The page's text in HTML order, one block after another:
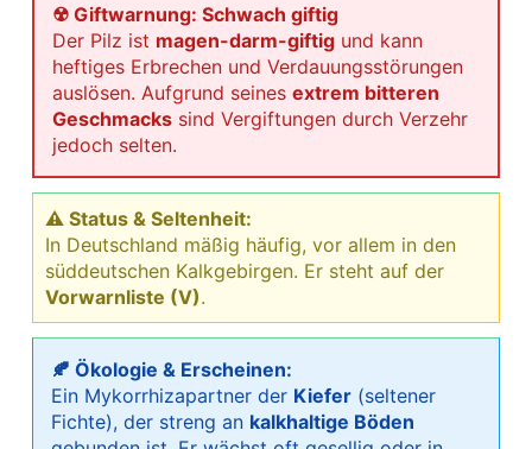
☢ Giftwarnung: Schwach giftig
Der Pilz ist magen-darm-giftig und kann
heftiges Erbrechen und Verdauungsstörungen
auslösen. Aufgrund seines extrem bitteren
Geschmacks sind Vergiftungen durch Verzehr
jedoch selten.
⚠ Status & Seltenheit:
In Deutschland mäßig häufig, vor allem in den
süddeutschen Kalkgebirgen. Er steht auf der
Vorwarnliste (V).
🍂 Ökologie & Erscheinen:
Ein Mykorrhizapartner der Kiefer (seltener
Fichte), der streng an kalkhaltige Böden